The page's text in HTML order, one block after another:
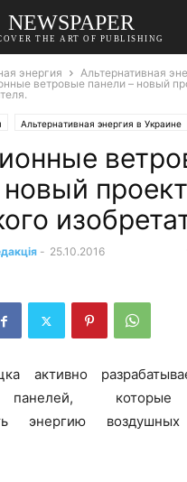
NEWSPAPER
THE ART OF PUBLISHING
энергия
Альтернативная
ветровые панели – новый
Альтернативная энергия в Украине
проект
- 25.10.2016
активно
панелей,
энергию